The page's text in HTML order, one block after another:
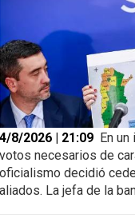
4/8/2026 | 21:09 En
votos necesarios de
oficialismo decidió
aliados. La jefa de la